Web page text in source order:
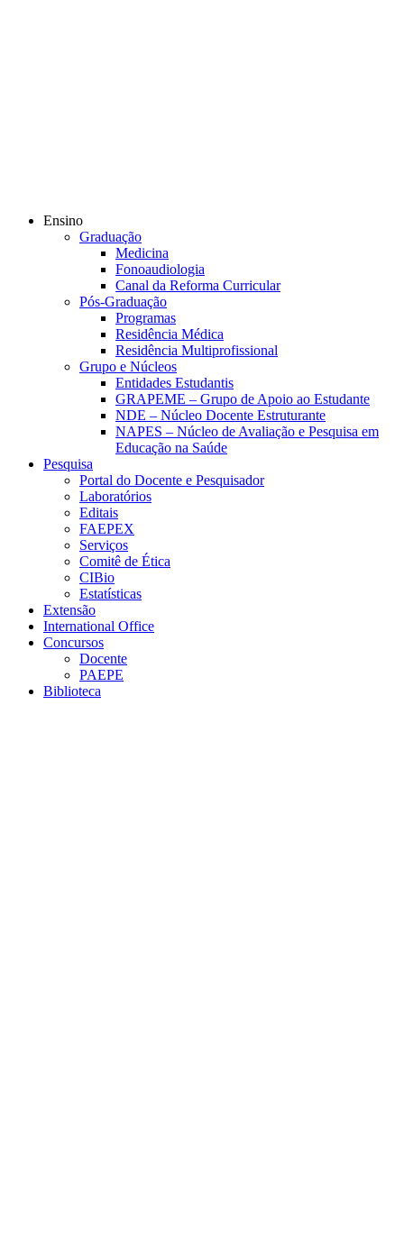
Ensino
Graduação
Medicina
Fonoaudiologia
Canal da Reforma Curricular
Pós-Graduação
Programas
Residência Médica
Residência Multiprofissional
Grupo e Núcleos
Entidades Estudantis
GRAPEME – Grupo de Apoio ao Estudante
NDE – Núcleo Docente Estruturante
NAPES – Núcleo de Avaliação e Pesquisa em
Educação na Saúde
Pesquisa
Portal do Docente e Pesquisador
Laboratórios
Editais
FAEPEX
Serviços
Comitê de Ética
CIBio
Estatísticas
Extensão
International Office
Concursos
Docente
PAEPE
Biblioteca